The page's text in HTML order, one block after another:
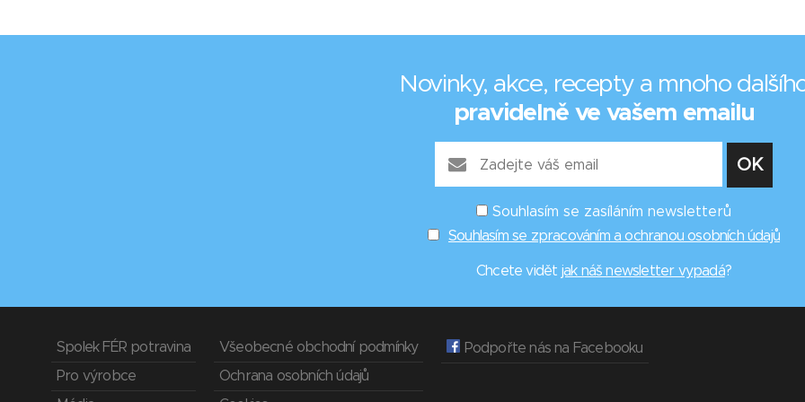
Novinky, akce, recepty a mnoho
pravidelně ve vašem emailu
Souhlasím se zasíláním newsletterů
Souhlasím se zpracováním a ochranou osobních údajů
Chcete vidět jak náš newsletter vypadá?
Spolek FÉR potravina
Pro výrobce
Všeobecné obchodní podmínky
Ochrana osobních údajů
Podpořte nás na Facebooku